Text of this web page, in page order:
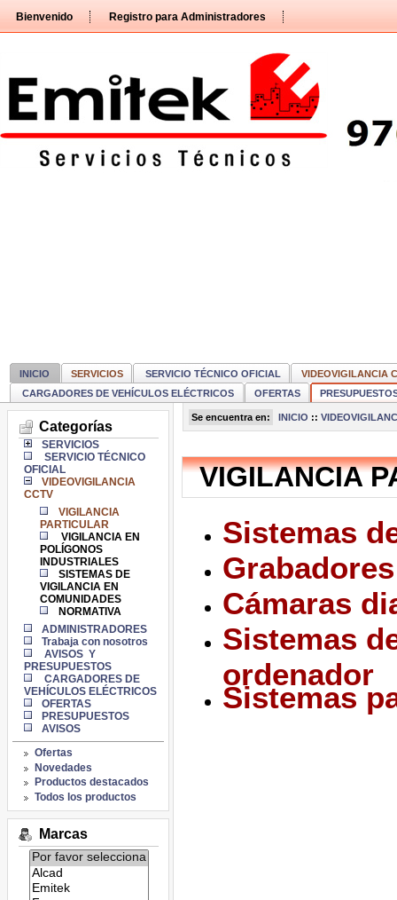
directamente
Bienvenido Registro para Administradores
INICIO SERVICIOS SERVICIO TÉCNICO OFICIAL
VIDEOVIGILANCIA
CARGADORES DE VEHÍCULOS ELÉCTRICOS
OFERTAS
Categorías
SERVICIOS
SERVICIO TÉCNICO
OFICIAL
VIDEOVIGILANCIA
CCTV
VIGILANCIA
PARTICULAR
VIGILANCIA EN
POLÍGONOS
INDUSTRIALES
SISTEMAS DE
VIGILANCIA EN
COMUNIDADES
NORMATIVA
ADMINISTRADORES
Trabaja con nosotros
AVISOS Y
PRESUPUESTOS
CARGADORES DE
VEHÍCULOS ELÉCTRICOS
OFERTAS
PRESUPUESTOS
AVISOS
Ofertas
Novedades
Productos destacados
Todos los productos
Marcas
Listado
de
marcas:
Se encuentra en: INICIO ::
VIGILANCIA
Sistemas
Cámaras
Sistemas
ordenador
Sistemas